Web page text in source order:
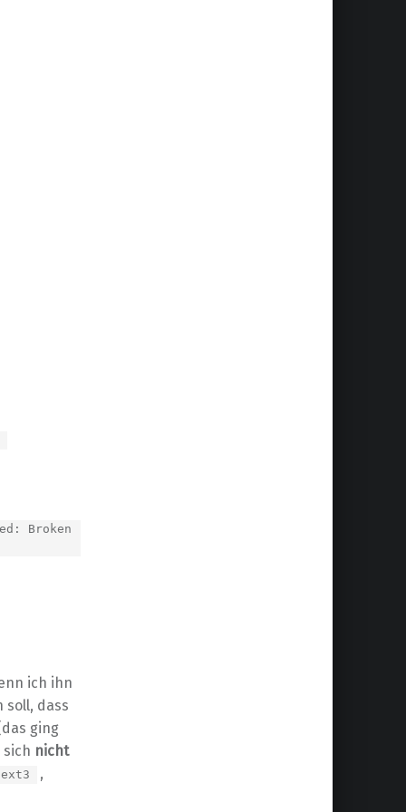
Broken
ich ihn
soll, dass
ging
nicht
ext3
,